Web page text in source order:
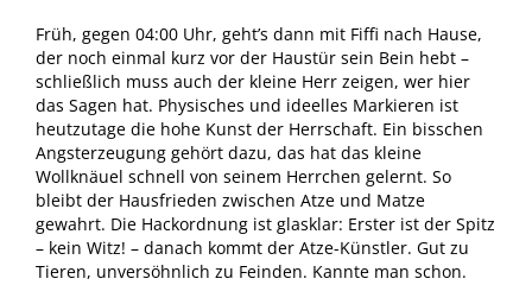
Früh, gegen 04:00 Uhr, geht’s dann mit Fiffi nach Hause,
der noch einmal kurz vor der Haustür sein Bein hebt –
schließlich muss auch der kleine Herr zeigen, wer hier
das Sagen hat. Physisches und ideelles Markieren ist
heutzutage die hohe Kunst der Herrschaft. Ein bisschen
Angsterzeugung gehört dazu, das hat das kleine
Wollknäuel schnell von seinem Herrchen gelernt. So
bleibt der Hausfrieden zwischen Atze und Matze
gewahrt. Die Hackordnung ist glasklar: Erster ist der Spitz
– kein Witz! – danach kommt der Atze-Künstler. Gut zu
Tieren, unversöhnlich zu Feinden. Kannte man schon.